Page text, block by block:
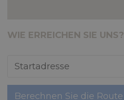
WIE ERREICHEN SIE UNS?